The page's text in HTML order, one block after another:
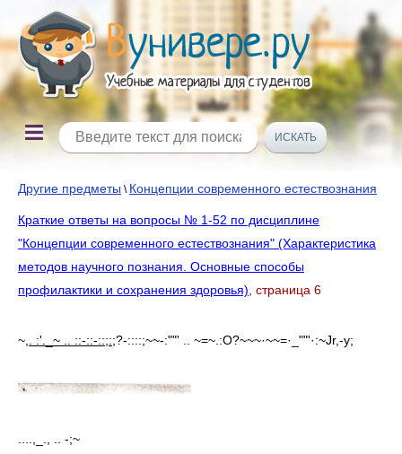
Другие предметы \ Концепции современного естествознания
Краткие ответы на вопросы № 1-52 по дисциплине
"Концепции современного естествознания" (Характеристика
методов научного познания. Основные способы
профилактики и сохранения здоровья) , страница 6
~ ,. :'._~ .. ::-::-::;:;?-::::;~~-:""' .. ~=~.:О?~~~·~~=·_""'·:~Jr,-у;
....,_., .. -;~